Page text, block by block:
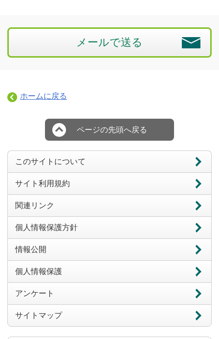
メールで送る
ホームに戻る
ページの先頭へ戻る
このサイトについて
サイト利用規約
関連リンク
個人情報保護方針
情報公開
個人情報保護
アンケート
サイトマップ